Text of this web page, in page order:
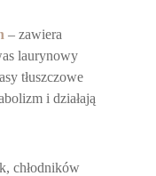
– zawiera
laurynowy
tłuszczowe
i działają
chłodników